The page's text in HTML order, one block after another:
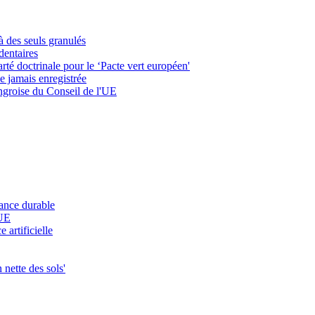
seuls granulés
doctrinale pour le ‘Pacte vert européen'
jamais enregistrée
du Conseil de l'UE
durable
artificielle
des sols'